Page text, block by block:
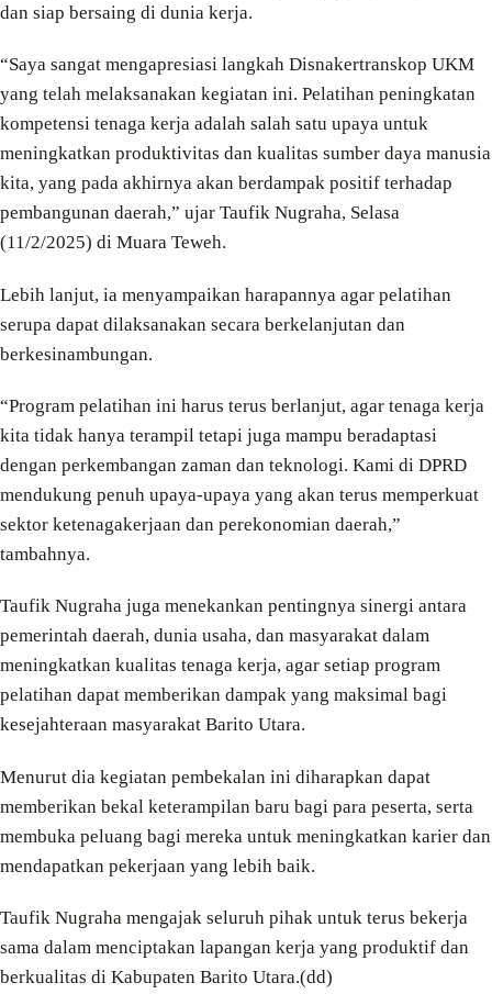
dan siap bersaing di dunia kerja.
“Saya sangat mengapresiasi langkah Disnakertranskop UKM
yang telah melaksanakan kegiatan ini. Pelatihan peningkatan
kompetensi tenaga kerja adalah salah satu upaya untuk
meningkatkan produktivitas dan kualitas sumber daya manusia
kita, yang pada akhirnya akan berdampak positif terhadap
pembangunan daerah,” ujar Taufik Nugraha, Selasa
(11/2/2025) di Muara Teweh.
Lebih lanjut, ia menyampaikan harapannya agar pelatihan
serupa dapat dilaksanakan secara berkelanjutan dan
berkesinambungan.
“Program pelatihan ini harus terus berlanjut, agar tenaga kerja
kita tidak hanya terampil tetapi juga mampu beradaptasi
dengan perkembangan zaman dan teknologi. Kami di DPRD
mendukung penuh upaya-upaya yang akan terus memperkuat
sektor ketenagakerjaan dan perekonomian daerah,”
tambahnya.
Taufik Nugraha juga menekankan pentingnya sinergi antara
pemerintah daerah, dunia usaha, dan masyarakat dalam
meningkatkan kualitas tenaga kerja, agar setiap program
pelatihan dapat memberikan dampak yang maksimal bagi
kesejahteraan masyarakat Barito Utara.
Menurut dia kegiatan pembekalan ini diharapkan dapat
memberikan bekal keterampilan baru bagi para peserta, serta
membuka peluang bagi mereka untuk meningkatkan karier dan
mendapatkan pekerjaan yang lebih baik.
Taufik Nugraha mengajak seluruh pihak untuk terus bekerja
sama dalam menciptakan lapangan kerja yang produktif dan
berkualitas di Kabupaten Barito Utara.(dd)